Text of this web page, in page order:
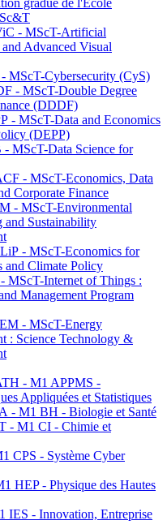
gradué de l'Ecole
- MScT-Artificial
Advanced Visual
MScT-Cybersecurity (CyS)
- MScT-Double Degree
(DDDF)
- MScT-Data and Economics
(DEPP)
MScT-Data Science for
- MScT-Economics, Data
Corporate Finance
- MScT-Environmental
and Sustainability
- MScT-Economics for
and Climate Policy
MScT-Internet of Things :
Management Program
- MScT-Energy
: Science Technology &
- M1 APPMS -
Appliquées et Statistiques
- M1 BH - Biologie et Santé
- M1 CI - Chimie et
CPS - Système Cyber
HEP - Physique des Hautes
IES - Innovation, Entreprise